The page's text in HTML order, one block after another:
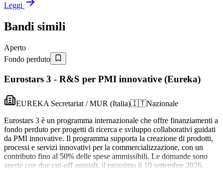
Leggi
Bandi simili
Aperto
Fondo perduto
Eurostars 3 - R&S per PMI innovative (Eureka)
EUREKA Secretariat / MUR (Italia)🇮🇹Nazionale
Eurostars 3 è un programma internazionale che offre finanziamenti a
fondo perduto per progetti di ricerca e sviluppo collaborativi guidati
da PMI innovative. Il programma supporta la creazione di prodotti,
processi e servizi innovativi per la commercializzazione, con un
contributo fino al 50% delle spese ammissibili. Le domande sono
aperte con due cut-off annuali, il prossimo il 10 settembre 2026.